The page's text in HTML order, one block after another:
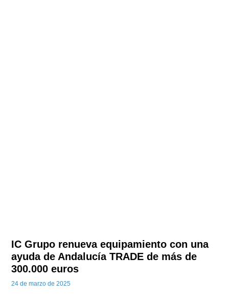
IC Grupo renueva equipamiento con una
ayuda de Andalucía TRADE de más de
300.000 euros
24 de marzo de 2025